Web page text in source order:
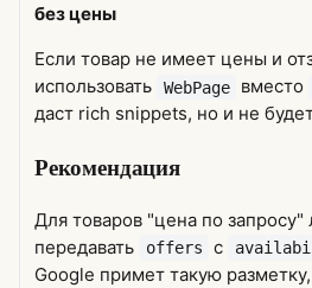
без цены
Если товар не имеет цены и
использовать
WebPage вместо
даст rich snippets, но и не
Рекомендация
Для товаров "цена по запросу"
передавать
offers с
Google примет такую